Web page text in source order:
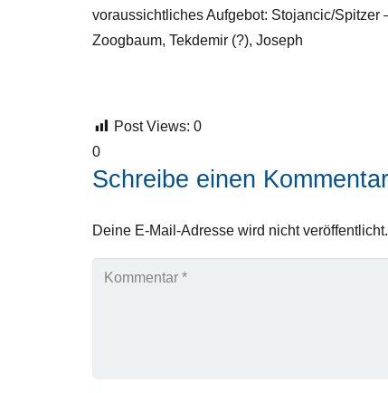
voraussichtliches Aufgebot: Stojancic/Spitzer
Zoogbaum, Tekdemir (?), Joseph
Post Views: 0
0
Schreibe einen Kommentar
Deine E-Mail-Adresse wird nicht veröffentlicht.